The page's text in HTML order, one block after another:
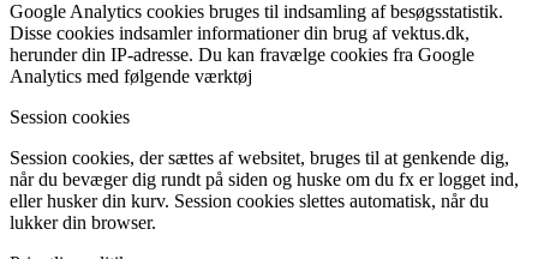
Google Analytics cookies bruges til indsamling af besøgsstatistik.
Disse cookies indsamler informationer din brug af vektus.dk,
herunder din IP-adresse. Du kan fravælge cookies fra Google
Analytics med følgende værktøj
Session cookies
Session cookies, der sættes af websitet, bruges til at genkende dig,
når du bevæger dig rundt på siden og huske om du fx er logget ind,
eller husker din kurv. Session cookies slettes automatisk, når du
lukker din browser.